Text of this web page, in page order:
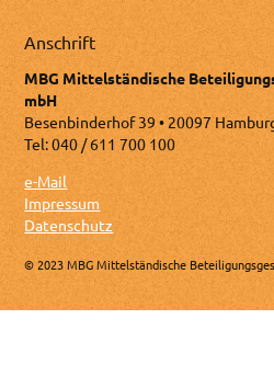
Anschrift
MBG Mittelständische
mbH
Besenbinderhof 39 • 20097
Tel: 040 / 611 700 100
e-Mail
Impressum
Datenschutz
© 2023 MBG Mittelständische